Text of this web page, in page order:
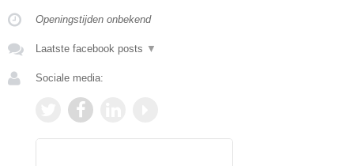
Openingstijden onbekend
Laatste facebook posts ▼
Sociale media: